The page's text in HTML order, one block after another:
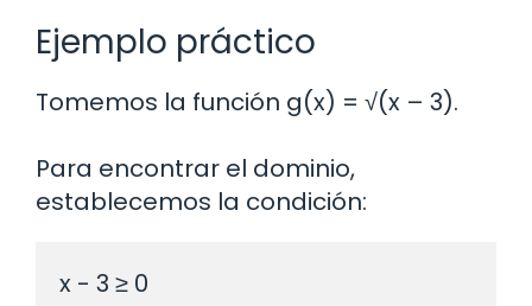
Ejemplo práctico
Tomemos la función g(x) = √(x – 3).
Para encontrar el dominio,
establecemos la condición:
x - 3 ≥ 0